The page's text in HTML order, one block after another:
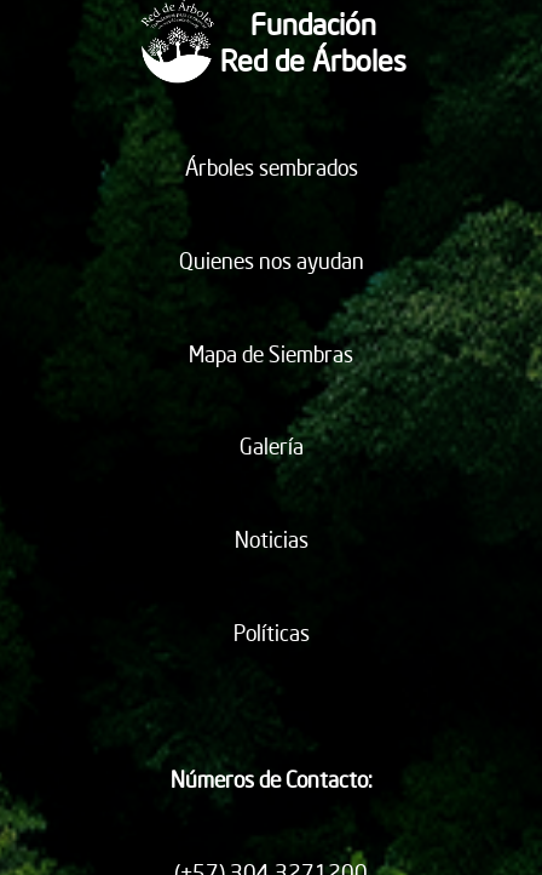
Fundación
Red de Árboles
Árboles sembrados
Quienes nos ayudan
Mapa de Siembras
Galería
Noticias
Políticas
Números de Contacto: